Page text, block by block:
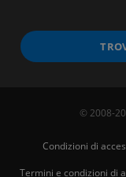
© 2008-
Condizioni di
Termini e condizioni di